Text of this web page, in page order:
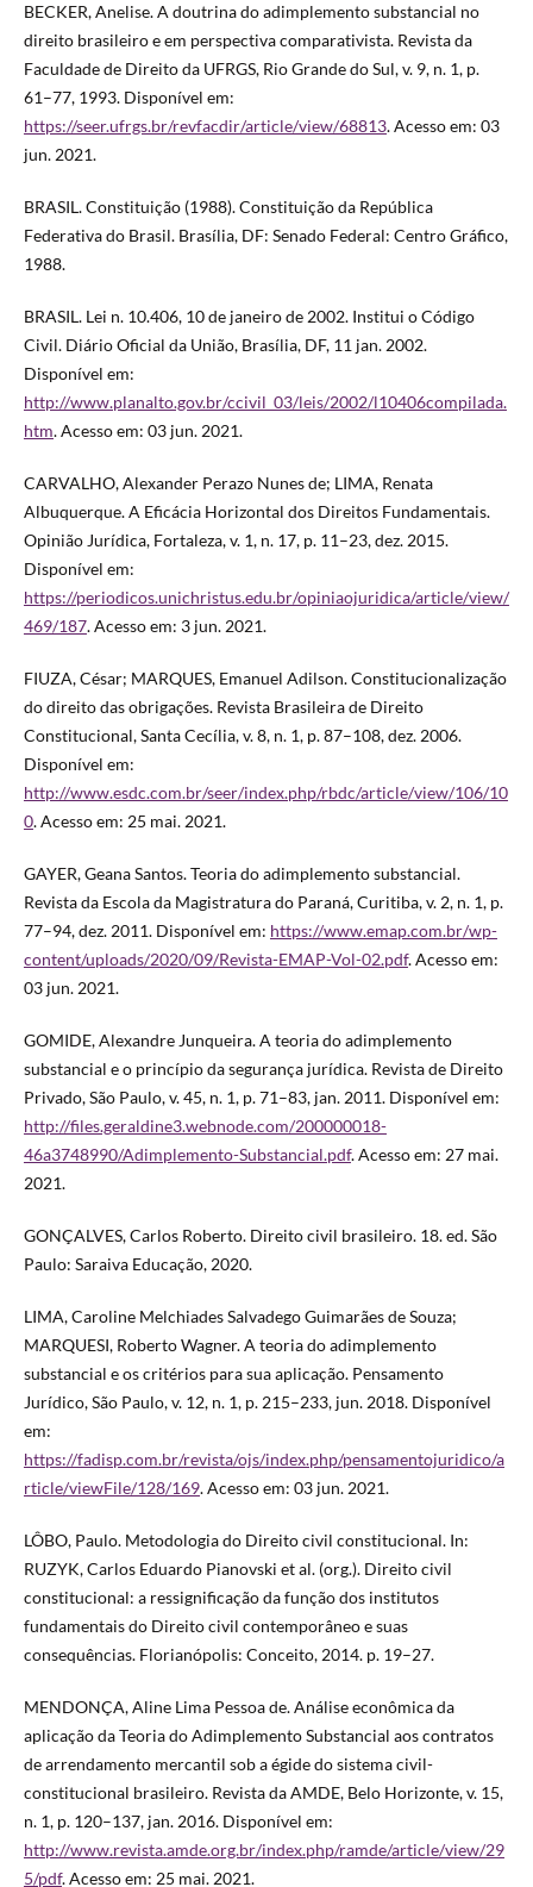
BECKER, Anelise. A doutrina do adimplemento substancial no
direito brasileiro e em perspectiva comparativista. Revista da
Faculdade de Direito da UFRGS, Rio Grande do Sul, v. 9, n. 1, p.
61–77, 1993. Disponível em:
https://seer.ufrgs.br/revfacdir/article/view/68813. Acesso em: 03
jun. 2021.
BRASIL. Constituição (1988). Constituição da República
Federativa do Brasil. Brasília, DF: Senado Federal: Centro Gráfico,
1988.
BRASIL. Lei n. 10.406, 10 de janeiro de 2002. Institui o Código
Civil. Diário Oficial da União, Brasília, DF, 11 jan. 2002.
Disponível em:
http://www.planalto.gov.br/ccivil_03/leis/2002/l10406compilada.
htm. Acesso em: 03 jun. 2021.
CARVALHO, Alexander Perazo Nunes de; LIMA, Renata
Albuquerque. A Eficácia Horizontal dos Direitos Fundamentais.
Opinião Jurídica, Fortaleza, v. 1, n. 17, p. 11–23, dez. 2015.
Disponível em:
https://periodicos.unichristus.edu.br/opiniaojuridica/article/view/
469/187. Acesso em: 3 jun. 2021.
FIUZA, César; MARQUES, Emanuel Adilson. Constitucionalização
do direito das obrigações. Revista Brasileira de Direito
Constitucional, Santa Cecília, v. 8, n. 1, p. 87–108, dez. 2006.
Disponível em:
http://www.esdc.com.br/seer/index.php/rbdc/article/view/106/10
0. Acesso em: 25 mai. 2021.
GAYER, Geana Santos. Teoria do adimplemento substancial.
Revista da Escola da Magistratura do Paraná, Curitiba, v. 2, n. 1, p.
77–94, dez. 2011. Disponível em: https://www.emap.com.br/wp-
content/uploads/2020/09/Revista-EMAP-Vol-02.pdf. Acesso em:
03 jun. 2021.
GOMIDE, Alexandre Junqueira. A teoria do adimplemento
substancial e o princípio da segurança jurídica. Revista de Direito
Privado, São Paulo, v. 45, n. 1, p. 71–83, jan. 2011. Disponível em:
http://files.geraldine3.webnode.com/200000018-
46a3748990/Adimplemento-Substancial.pdf. Acesso em: 27 mai.
2021.
GONÇALVES, Carlos Roberto. Direito civil brasileiro. 18. ed. São
Paulo: Saraiva Educação, 2020.
LIMA, Caroline Melchiades Salvadego Guimarães de Souza;
MARQUESI, Roberto Wagner. A teoria do adimplemento
substancial e os critérios para sua aplicação. Pensamento
Jurídico, São Paulo, v. 12, n. 1, p. 215–233, jun. 2018. Disponível
em:
https://fadisp.com.br/revista/ojs/index.php/pensamentojuridico/a
rticle/viewFile/128/169. Acesso em: 03 jun. 2021.
LÔBO, Paulo. Metodologia do Direito civil constitucional. In:
RUZYK, Carlos Eduardo Pianovski et al. (org.). Direito civil
constitucional: a ressignificação da função dos institutos
fundamentais do Direito civil contemporâneo e suas
consequências. Florianópolis: Conceito, 2014. p. 19–27.
MENDONÇA, Aline Lima Pessoa de. Análise econômica da
aplicação da Teoria do Adimplemento Substancial aos contratos
de arrendamento mercantil sob a égide do sistema civil-
constitucional brasileiro. Revista da AMDE, Belo Horizonte, v. 15,
n. 1, p. 120–137, jan. 2016. Disponível em:
http://www.revista.amde.org.br/index.php/ramde/article/view/29
5/pdf. Acesso em: 25 mai. 2021.